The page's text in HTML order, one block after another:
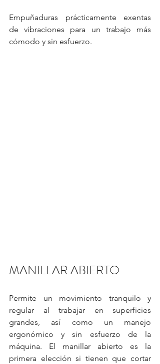
Empuñaduras prácticamente exentas
de vibraciones para un trabajo más
cómodo y sin esfuerzo.
MANILLAR ABIERTO
Permite un movimiento tranquilo y
regular al trabajar en superficies
grandes, así como un manejo
ergonómico y sin esfuerzo de la
máquina. El manillar abierto es la
primera elección si tienen que cortar